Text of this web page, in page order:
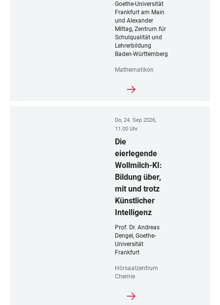
Goethe-Universität
Frankfurt am Main
und Alexander
Mittag, Zentrum für
Schulqualität und
Lehrerbildung
Baden-Württemberg
Mathematikon
Do, 24. Sep 2026,
11:00 Uhr
Die
eierlegende
Wollmilch-KI:
Bildung über,
mit und trotz
Künstlicher
Intelligenz
Prof. Dr. Andreas
Dengel, Goethe-
Universität
Frankfurt
Hörsaalzentrum
Chemie